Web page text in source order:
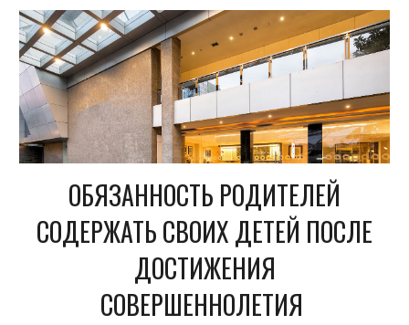
ОБЯЗАННОСТЬ РОДИТЕЛЕЙ
СОДЕРЖАТЬ СВОИХ ДЕТЕЙ ПОСЛЕ
ДОСТИЖЕНИЯ
СОВЕРШЕННОЛЕТИЯ